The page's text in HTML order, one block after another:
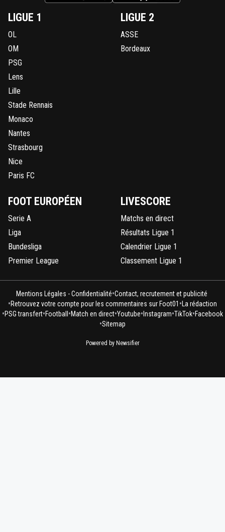
LIGUE 1
OL
OM
PSG
Lens
Lille
Stade Rennais
Monaco
Nantes
Strasbourg
Nice
Paris FC
LIGUE 2
ASSE
Bordeaux
FOOT EUROPÉEN
Serie A
Liga
Bundesliga
Premier League
LIVESCORE
Matchs en direct
Résultats Ligue 1
Calendrier Ligue 1
Classement Ligue 1
Mentions Légales - Confidentialité•Contact, recrutement et publicité
•Retrouvez votre compte pour les commentaires sur Foot01 • La rédaction
•PSG transfert•Football •Match en direct•Youtube• Instagram•TikTok•Facebook
•Sitemap
Powered by Newsifier